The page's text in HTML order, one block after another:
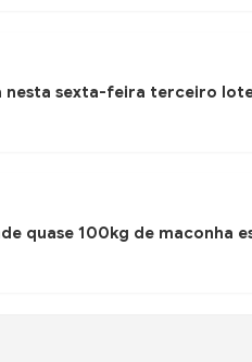
nesta sexta-feira terceiro
quase 100kg de